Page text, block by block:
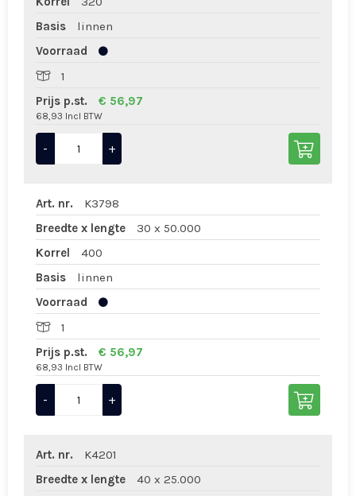
Basis
linnen
Voorraad
1
Prijs p.st.
€ 56,97
68,93 Incl BTW
- +
Art. nr.
K3798
Breedte x lengte
30 x 50.000
Korrel
400
Basis
linnen
Voorraad
1
Prijs p.st.
€ 56,97
68,93 Incl BTW
- +
Art. nr.
K4201
Breedte x lengte
40 x 25.000